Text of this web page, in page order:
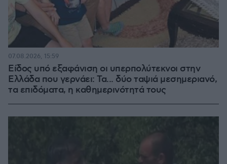
Είδος υπό εξαφάνιση οι υπερπολύτεκνοι στην
Ελλάδα που γερνάει: Τα... δύο ταψιά μεσημεριανό,
τα επιδόματα, η καθημερινότητά τους
07.08.2026, 15:59